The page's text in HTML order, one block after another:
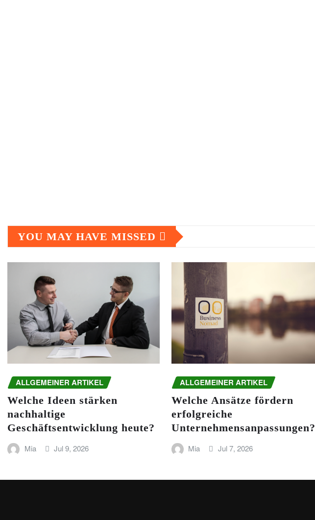
YOU MAY HAVE MISSED
ALLGEMEINER ARTIKEL
Welche Ideen stärken
nachhaltige
Geschäftsentwicklung heute?
Mia Jul 9, 2026
ALLGEMEINER ARTIKEL
Welche Ansätze fördern
erfolgreiche
Unternehmensanpassungen?
Mia Jul 7, 2026